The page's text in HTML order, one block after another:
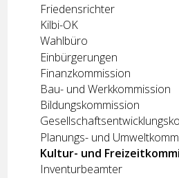
Friedensrichter
Kilbi-OK
Wahlbüro
Einbürgerungen
Finanzkommission
Bau- und Werkkommission
Bildungskommission
Planungs- und
Kultur- und
Inventurbeamter